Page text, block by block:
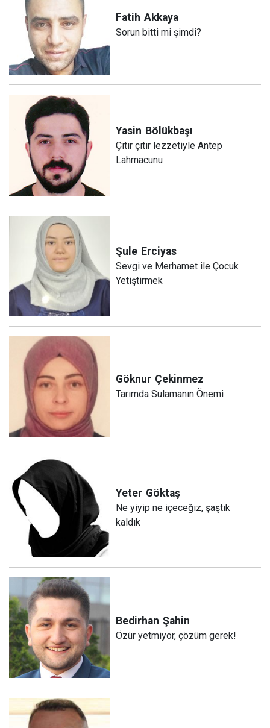
Fatih Akkaya
Sorun bitti mi şimdi?
Yasin Bölükbaşı
Çıtır çıtır lezzetiyle Antep
Lahmacunu
Şule Erciyas
Sevgi ve Merhamet ile Çocuk
Yetiştirmek
Göknur Çekinmez
Tarımda Sulamanın Önemi
Yeter Göktaş
Ne yiyip ne içeceğiz, şaştık
kaldık
Bedirhan Şahin
Özür yetmiyor, çözüm gerek!